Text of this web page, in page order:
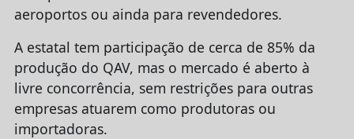
aeroportos ou ainda para revendedores.
A estatal tem participação de cerca de 85% da
produção do QAV, mas o mercado é aberto à
livre concorrência, sem restrições para outras
empresas atuarem como produtoras ou
importadoras.